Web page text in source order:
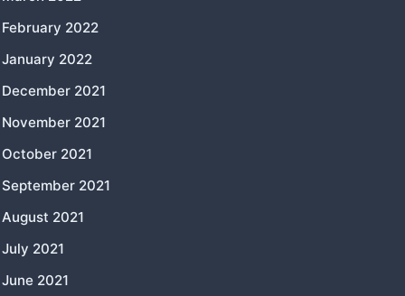
February 2022
January 2022
December 2021
November 2021
October 2021
September 2021
August 2021
July 2021
June 2021